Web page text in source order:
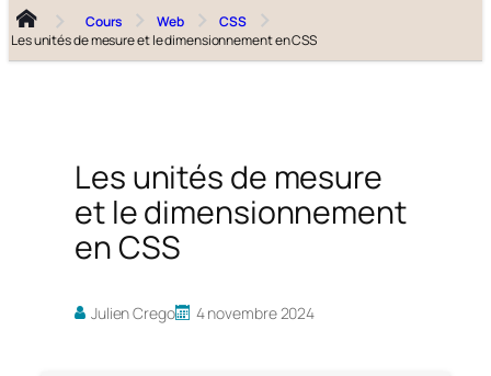
Cours Web
CSS
Les unités de mesure et le dimensionnement en CSS
Les unités de mesure
et le dimensionnement
en CSS
Julien Crego 4 novembre 2024